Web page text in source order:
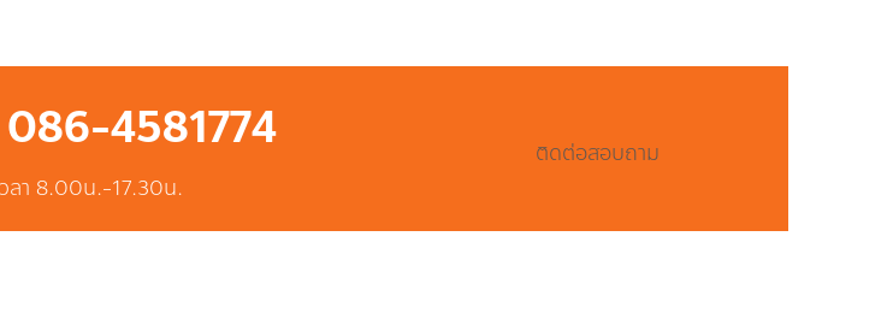
4581774
วลา 8.00น.-17.30น.
ติดต่อสอบถาม